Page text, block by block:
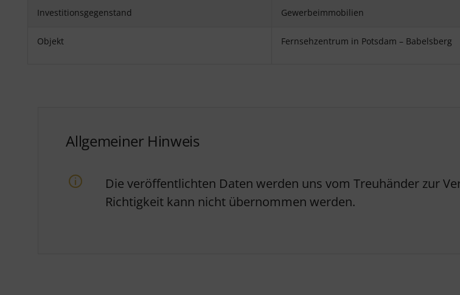
Investitionsgegenstand Gewerbeimmobilien
Objekt Fernsehzentrum in Potsdam – Babelsberg
Allgemeiner Hinweis
Die veröffentlichten Daten werden uns vom Treuhänder zur
Richtigkeit kann nicht übernommen werden.